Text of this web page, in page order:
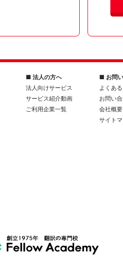
■ 法人の方へ
法人向けサービス
サービス紹介動画
ご利用企業一覧
■ お問
よくあ
お問い
会社概要
サイト